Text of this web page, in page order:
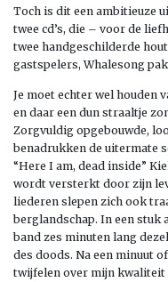
Toch is dit een ambitieuze
twee cd’s, die – voor de
twee handgeschilderde
gastspelers, Whalesong
Je moet echter wel houden
en daar een dun straaltje
Zorgvuldig opgebouwde,
benadrukken de uitermate
“Here I am, dead inside”
wordt versterkt door zijn
liederen slepen zich ook
berglandschap. In een stuk
band zes minuten lang
des doods. Na een minuut
twijfelen over mijn kwaliteit